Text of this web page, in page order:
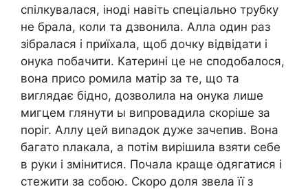
спілкувалася, іноді навіть спеціально трубку
не брала, коли та дзвонила. Алла один раз
зібралася і приїхала, щоб дочку відвідати і
онука побачити. Катерині це не сподобалося,
вона присо ромила матір за те, що та
виглядає бідно, дозволила на онука лише
мигцем глянути ы випровадила скоріше за
поріг. Аллу цей виnадок дуже зачепив. Вона
багато nлакала, а потім вирішила взяти себе
в руки і змінитися. Почала краще одягатися і
стежити за собою. Скоро доля звела її з